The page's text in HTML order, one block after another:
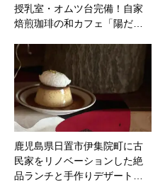
授乳室・オムツ台完備！自家
焙煎珈琲の和カフェ「陽だ…
鹿児島県日置市伊集院町に古
民家をリノベーションした絶
品ランチと手作りデザート…